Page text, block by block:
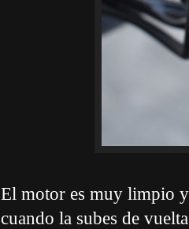
El motor es muy limpio
cuando la subes de